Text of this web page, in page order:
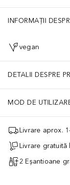
INFORMAȚII
vegan
DETALII DESPRE
MOD DE
Livrare aprox.
Livrare gratuită
2 Eșantioane